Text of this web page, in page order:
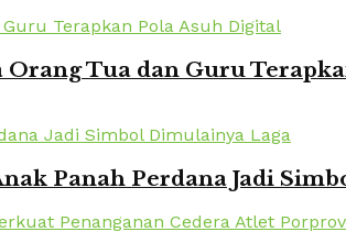
Tua dan Guru
Panah Perdana Jadi